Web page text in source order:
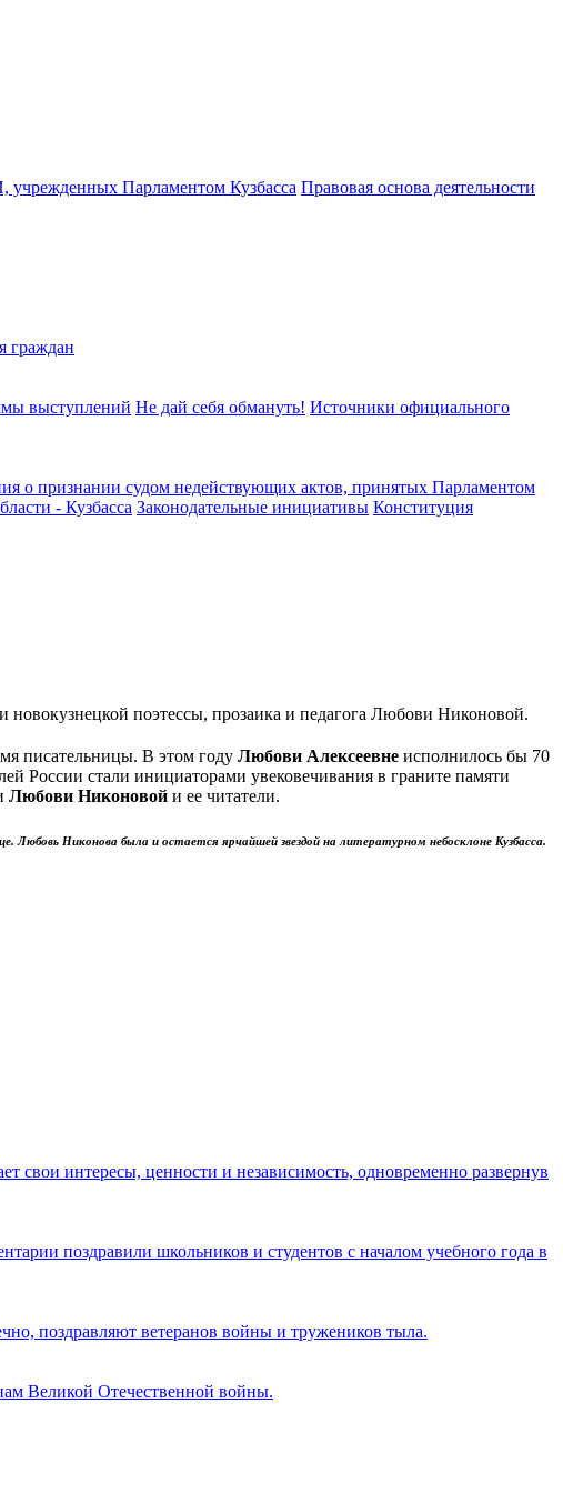
Парламентом Кузбасса Правовая основа деятельности
граждан
выступлений Не дай себя обмануть! Источники официального
о признании судом недействующих актов, принятых Парламентом
- Кузбасса Законодательные инициативы Конституция
новокузнецкой поэтессы, прозаика и педагога Любови Никоновой.
писательницы. В этом году Любови Алексеевне исполнилось бы 70
России стали инициаторами увековечивания в граните памяти
Любови Никоновой и ее читатели.
Любовь Никонова была и остается ярчайшей звездой на литературном небосклоне Кузбасса.
свои интересы, ценности и независимость, одновременно развернув
поздравили школьников и студентов с началом учебного года в
поздравляют ветеранов войны и тружеников тыла.
Великой Отечественной войны.